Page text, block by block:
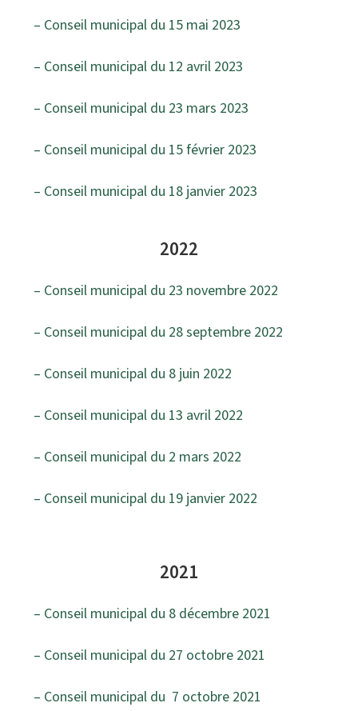
– Conseil municipal du 15 mai 2023
– Conseil municipal du 12 avril 2023
– Conseil municipal du 23 mars 2023
– Conseil municipal du 15 février 2023
– Conseil municipal du 18 janvier 2023
2022
– Conseil municipal du 23 novembre 2022
– Conseil municipal du 28 septembre 2022
– Conseil municipal du 8 juin 2022
– Conseil municipal du 13 avril 2022
– Conseil municipal du 2 mars 2022
– Conseil municipal du 19 janvier 2022
2021
– Conseil municipal du 8 décembre 2021
– Conseil municipal du 27 octobre 2021
– Conseil municipal du 7 octobre 2021